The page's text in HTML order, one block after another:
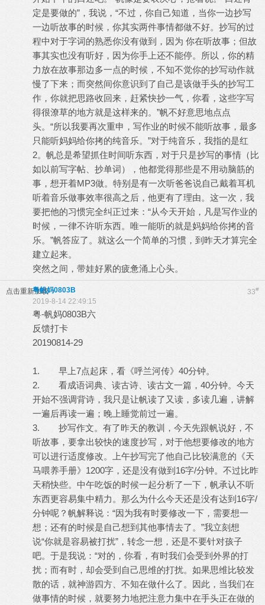
定是要做的”，我说，“不过，你自己知道，当你一边抄写
一边听故事的时候，你其实两件事情都做不好。抄写的过
程中对于字词的熟悉你没有做到，因为 你在听故事；但故
事其实也没有听好，因为你手上还不能停。所以，你的精
力放在故事那边多一点的时候，不知不觉你的抄写动作就
慢了下来；而突然间你意识到了自己是该做手头的抄写工
作，你就把思路收回来，赶紧快抄一气，你看，这些字写
得很潦草的地方就是这样来的。”帆不好意思地点点
头。“所以我要再次重申，写作业的时候不能听故事，最多
只能听妈妈给你拷的纯音乐。”对于纯音乐，我指的是红
2。帆总是希望抓住时间听东西，对于只是抄写的事情（比
如以前写字帖、抄单词），他都觉得那些是不用动脑筋的
事，想开着MP3做。特别是有一次听爸爸说自己戴着耳机
听着音乐做事效率很高之后，他更有了理由。这一次，我
要把他的习惯完全纠正过来：“从今天开始，凡是写作业的
时候，一律不许听东西。唯一能听的就是妈妈给你拷的音
乐。”帆答应了。就这么一个简单的习惯，到昨天才算完全
建立起来。
突然之间，带娃好累的疲惫涌上心头。
点击重新加载 33#
粤帆妈0803B
2019-8-14 22:49:15
粤-帆妈0803B六
反馈打卡
20190814-29
1. 早上7点起床，看《呼兰河传》40分钟。
2. 看成语词典、读古诗、读古文一篇，40分钟。今天
开始不强调背诗，我只是让帆读了又读，多读几遍，讲解
一遍后再读一遍；晚上睡觉前过一遍。
3. 抄写作文。有了昨天的教训，今天先跟帆说好，不
听故事，要拿出较快的速度抄写，对于他想要修改的地方
可以进行适度修改。上午抄写完了他自己比较满意的《天
马喂养手册》1200字，还是没有做到16字/分钟。不过比昨
天稍快些。中午吃饭的时候一起分析了一下，帆承认不听
东西更容易集中精力。那么为什么今天还是没有达到16字/
分钟呢？帆解释说：“因为我有时要修改一下，需要想一
想；还有的时候是自己想到其他事情去了。”我立刻想
说“你就是容易被打扰”，转念一想，还是不要针对孩子
吧。于是我说：“对的，你看，有时我们会受到外界的打
扰；而有时，却会受到自己思维的打扰。如果思维比较发
散的话，就神游四方、不知在做什么了。因此，当我们在
做事情的时候，就要努力地把注意力集中在手头正在做的